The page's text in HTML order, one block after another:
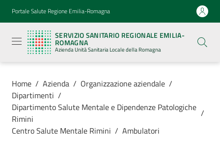
Vai al contenuto
Vai alla navigazione
Vai al footer
Portale Salute Regione Emilia-Romagna
SERVIZIO SANITARIO REGIONALE EMILIA-
ROMAGNA
Azienda Unità Sanitaria Locale della Romagna
Sanitario
Regionale
Emilia-
Romagna
Azienda
Sanitaria
Locale della
Romagna
Azienda
Home / Azienda / Organizzazione aziendale /
Dipartimenti /
Dipartimento Salute Mentale e Dipendenze Patologiche
Rimini
/
Centro Salute Mentale Rimini / Ambulatori